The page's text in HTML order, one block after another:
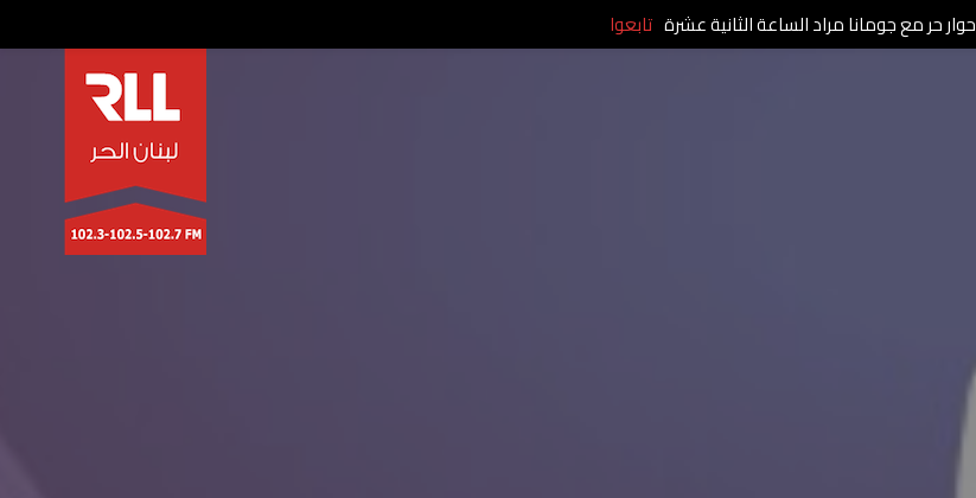
حوار حر مع جومانا مراد الساعة الثانية عشرة تابعوا